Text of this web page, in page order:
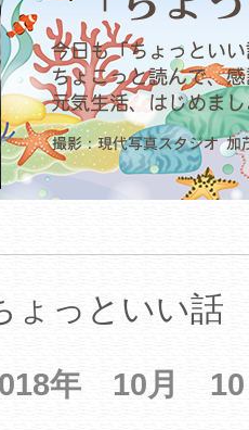
ょっといい話
年 10月